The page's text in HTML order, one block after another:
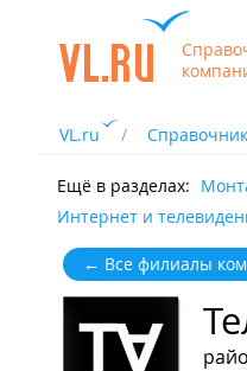
VL.ru Справочник
Ещё в разделах:
Интернет и
← Все филиалы